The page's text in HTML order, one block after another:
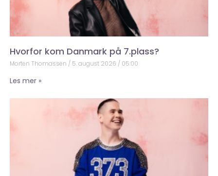
Hvorfor kom Danmark på 7.plass?
Morten Thomassen 5. august 2026 05:00
Les mer »